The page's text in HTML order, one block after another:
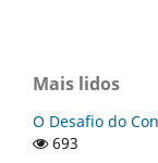
Mais lidos
O Desafio do
693